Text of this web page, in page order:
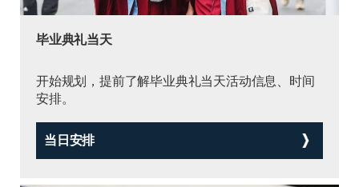
毕业典礼当天
开始规划，提前了解毕业典礼当天活动信息、时间
安排。
当日安排